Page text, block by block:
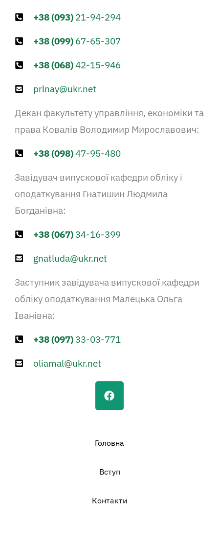
+38 (093)21-94-294
+38 (099)67-65-307
+38 (068)42-15-946
prlnay@ukr.net
Декан факультету управління, економіки та
права Ковалів Володимир Мирославович:
+38 (098)47-95-480
Завідувач випускової кафедри обліку і
оподаткування Гнатишин Людмила
Богданівна:
+38 (067)34-16-399
gnatluda@ukr.net
Заступник завідувача випускової кафедри
обліку оподаткування Малецька Ольга
Іванівна:
+38 (097)33-03-771
oliamal@ukr.net
F
a
o
Головна
Вступ
Контакти